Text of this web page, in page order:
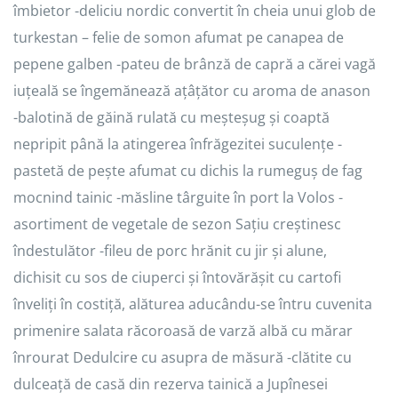
îmbietor -deliciu nordic convertit în cheia unui glob de
turkestan – felie de somon afumat pe canapea de
pepene galben -pateu de brânză de capră a cărei vagă
iuțeală se îngemănează ațâțător cu aroma de anason
-balotină de găină rulată cu meșteșug și coaptă
nepripit până la atingerea înfrăgezitei suculențe -
pastetă de pește afumat cu dichis la rumeguș de fag
mocnind tainic -măsline târguite în port la Volos -
asortiment de vegetale de sezon Sațiu creștinesc
îndestulător -fileu de porc hrănit cu jir și alune,
dichisit cu sos de ciuperci și întovărășit cu cartofi
înveliți în costiță, alăturea aducându-se întru cuvenita
primenire salata răcoroasă de varză albă cu mărar
înrourat Dedulcire cu asupra de măsură -clătite cu
dulceață de casă din rezerva tainică a Jupînesei